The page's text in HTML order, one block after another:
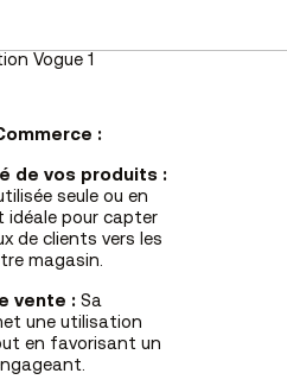
Vogue 1
:
de vos produits :
seule ou en
pour capter
de clients vers les
magasin.
vente : Sa
une utilisation
en favorisant un